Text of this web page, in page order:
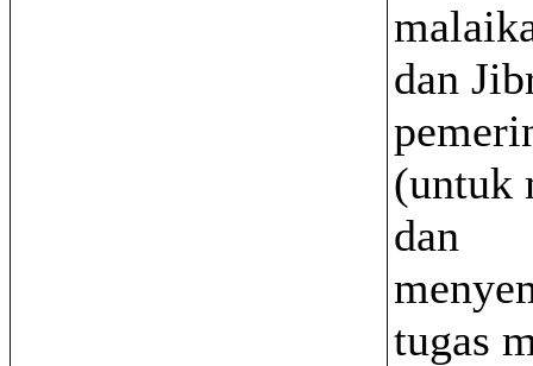
dan
(untuk
dan
tugas